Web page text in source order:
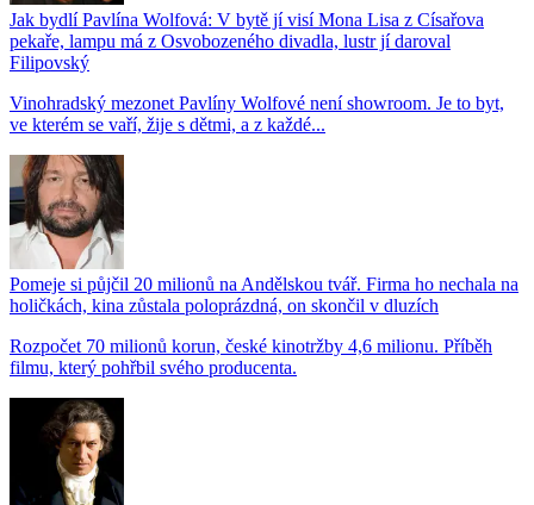
Jak bydlí Pavlína Wolfová: V bytě jí visí Mona Lisa z Císařova
pekaře, lampu má z Osvobozeného divadla, lustr jí daroval
Filipovský
Vinohradský mezonet Pavlíny Wolfové není showroom. Je to byt,
ve kterém se vaří, žije s dětmi, a z každé...
Pomeje si půjčil 20 milionů na Andělskou tvář. Firma ho nechala na
holičkách, kina zůstala poloprázdná, on skončil v dluzích
Rozpočet 70 milionů korun, české kinotržby 4,6 milionu. Příběh
filmu, který pohřbil svého producenta.